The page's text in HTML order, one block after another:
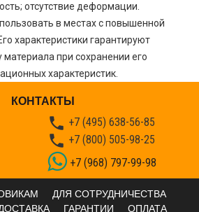
отсутствие деформации.
в местах с повышенной
характеристики гарантируют
при сохранении его
характеристик.
КОНТАКТЫ
 +7 (495) 638-56-85
 +7 (800) 505-98-25
+7 (968) 797-99-98
ДЛЯ СОТРУДНИЧЕСТВА
ГАРАНТИИ ОПЛАТА